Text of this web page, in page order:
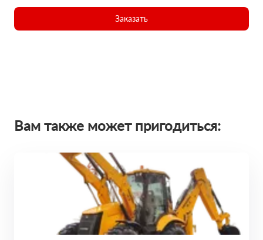
Заказать
Вам также может пригодиться: